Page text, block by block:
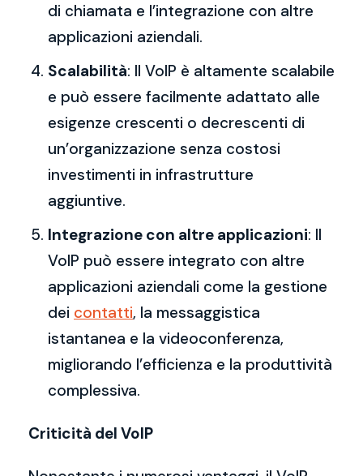
di chiamata e l’integrazione con altre
applicazioni aziendali.
Scalabilità: Il VoIP è altamente scalabile
e può essere facilmente adattato alle
esigenze crescenti o decrescenti di
un’organizzazione senza costosi
investimenti in infrastrutture
aggiuntive.
Integrazione con altre applicazioni: Il
VoIP può essere integrato con altre
applicazioni aziendali come la gestione
dei contatti, la messaggistica
istantanea e la videoconferenza,
migliorando l’efficienza e la produttività
complessiva.
Criticità del VoIP